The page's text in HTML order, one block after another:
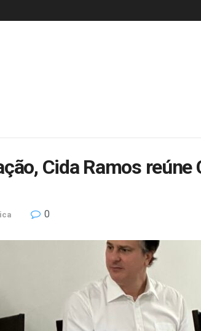
Cida Ramos
0